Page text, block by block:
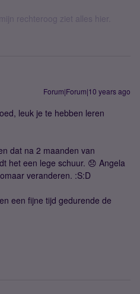
rechteroog ziet alles hier.
Forum|Forum|10 years ago
leuk je te hebben leren
dat na 2 maanden van
het een lege schuur. 😞 Angela
veranderen. :S:D
een fijne tijd gedurende de